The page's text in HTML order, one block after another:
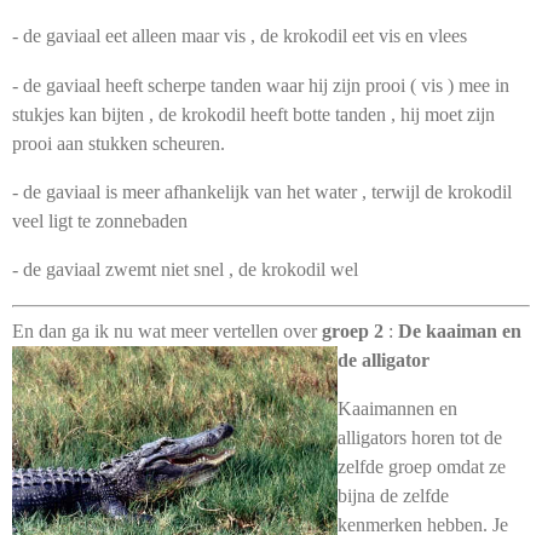
- de gaviaal eet alleen maar vis , de krokodil eet vis en vlees
- de gaviaal heeft scherpe tanden waar hij zijn prooi ( vis ) mee in
stukjes kan bijten , de krokodil heeft botte tanden , hij moet zijn
prooi aan stukken scheuren.
- de gaviaal is meer afhankelijk van het water , terwijl de krokodil
veel ligt te zonnebaden
- de gaviaal zwemt niet snel , de krokodil wel
En dan ga ik nu wat meer vertellen overgroep 2 : De kaaiman en
de alligator
Kaaimannen en
alligators horen tot de
zelfde groep omdat ze
bijna de zelfde
kenmerken hebben. Je